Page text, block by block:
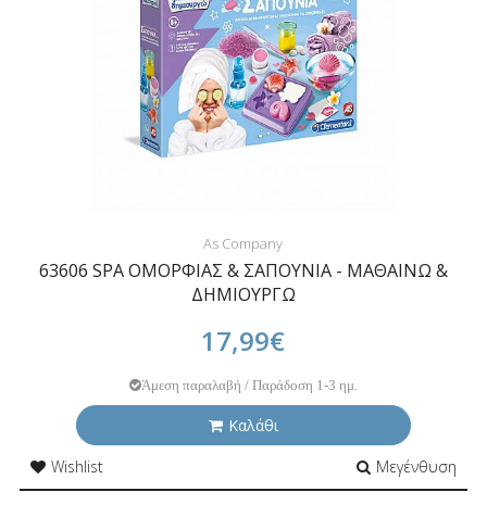
As Company
63606 SPA ΟΜΟΡΦΙΑΣ & ΣΑΠΟΥΝΙΑ - ΜΑΘΑΙΝΩ &
ΔΗΜΙΟΥΡΓΩ
17,99€
Άμεση παραλαβή / Παράδοση 1-3 ημ.
Καλάθι
Wishlist
Μεγένθυση